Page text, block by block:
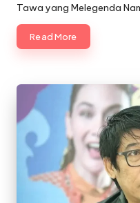
Tawa yang Melegenda
Read More